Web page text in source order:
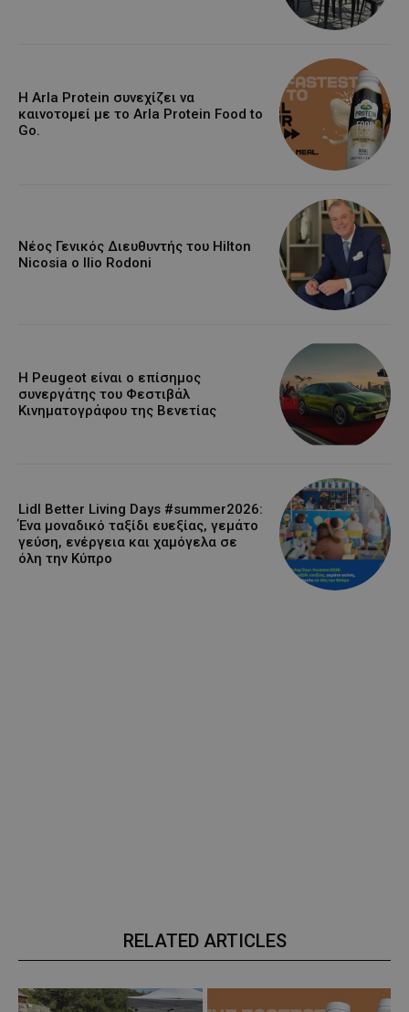
Η Arla Protein συνεχίζει να
καινοτομεί με το Arla Protein Food to
Go.
Νέος Γενικός Διευθυντής του Hilton
Nicosia ο Ilio Rodoni
Η Peugeot είναι ο επίσημος
συνεργάτης του Φεστιβάλ
Κινηματογράφου της Βενετίας
Lidl Better Living Days #summer2026:
Ένα μοναδικό ταξίδι ευεξίας, γεμάτο
γεύση, ενέργεια και χαμόγελα σε
όλη την Κύπρο
RELATED ARTICLES